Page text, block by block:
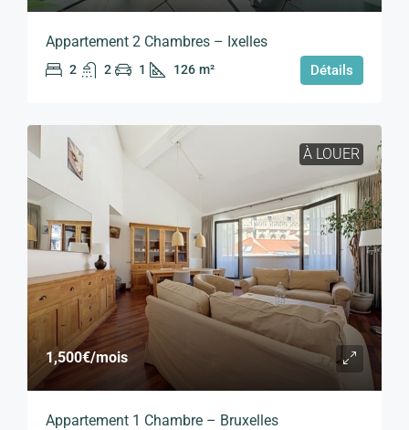
Appartement 2 Chambres – Ixelles
2 2 1 126 m² Détails
À LOUER
1,500€/mois
Appartement 1 Chambre – Bruxelles